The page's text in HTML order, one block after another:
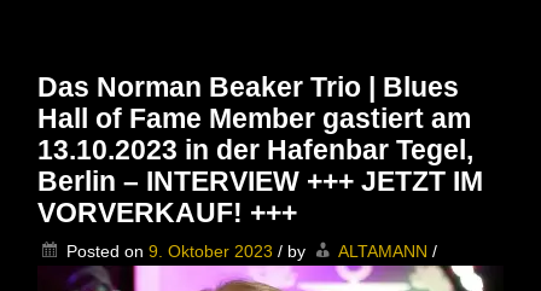
–
„The
older
he
gets…
The
better
he
gets!“
–
Das Norman Beaker Trio | Blues
Hall of Fame Member gastiert am
13.10.2023 in der Hafenbar Tegel,
Berlin – INTERVIEW +++ JETZT IM
VORVERKAUF! +++
Posted on 9. Oktober 2023 / by ALTAMANN /